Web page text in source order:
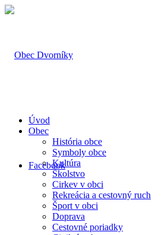
Facebook
Úvod
Obec
História obce
Symboly obce
Kultúra
Školstvo
Cirkev v obci
Rekreácia a cestovný ruch
Šport v obci
Doprava
Cestovné poriadky